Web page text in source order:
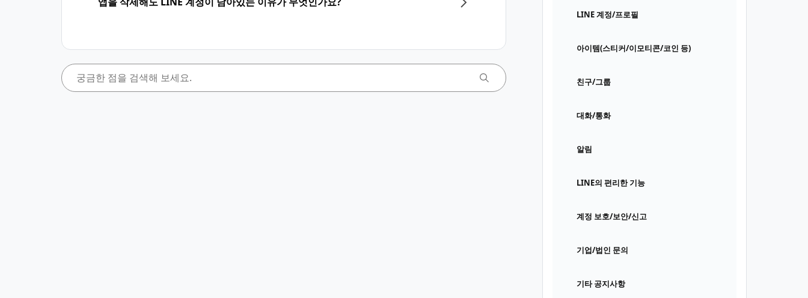
LINE 계정/프로필
아이템(스티커/이모티콘/코인 등)
친구/그룹
대화/통화
알림
LINE의 편리한 기능
계정 보호/보안/신고
기업/법인 문의
기타 공지사항